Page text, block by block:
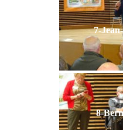
7-
8-